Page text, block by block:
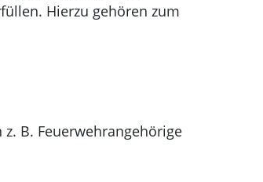
Hierzu gehören zum
B. Feuerwehrangehörige